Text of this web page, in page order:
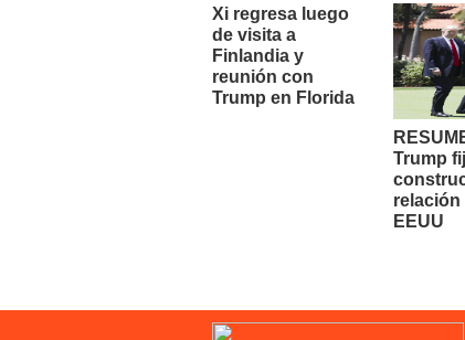
Xi regresa luego
de visita a
Finlandia y
reunión con
Trump en Florida
Trump
relación
EEUU